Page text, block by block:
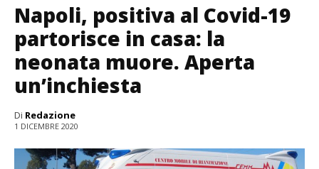
Napoli, positiva al Covid-19
partorisce in casa: la
neonata muore. Aperta
un’inchiesta
Di Redazione
1 DICEMBRE 2020